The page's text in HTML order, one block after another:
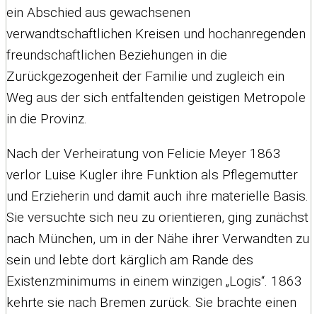
ein Abschied aus gewachsenen
verwandtschaftlichen Kreisen und hochanregenden
freundschaftlichen Beziehungen in die
Zurückgezogenheit der Familie und zugleich ein
Weg aus der sich entfaltenden geistigen Metropole
in die Provinz.
Nach der Verheiratung von Felicie Meyer 1863
verlor Luise Kugler ihre Funktion als Pflegemutter
und Erzieherin und damit auch ihre materielle Basis.
Sie versuchte sich neu zu orientieren, ging zunächst
nach München, um in der Nähe ihrer Verwandten zu
sein und lebte dort kärglich am Rande des
Existenzminimums in einem winzigen „Logis“. 1863
kehrte sie nach Bremen zurück. Sie brachte einen